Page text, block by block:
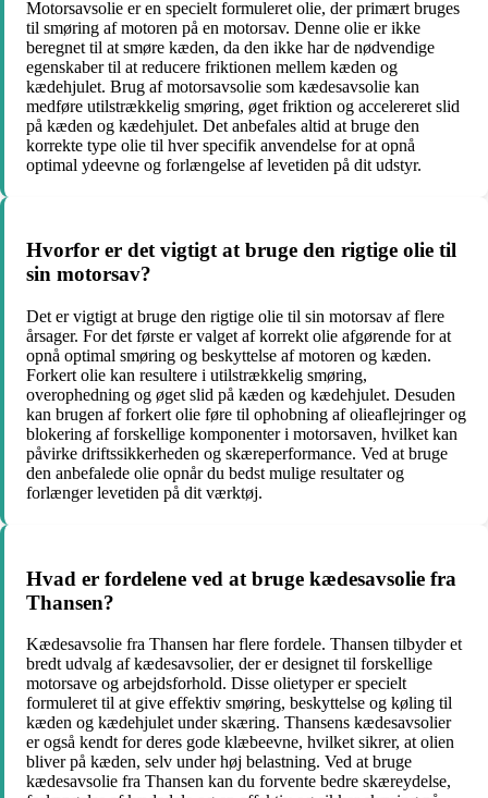
Motorsavsolie er en specielt formuleret olie, der primært bruges
til smøring af motoren på en motorsav. Denne olie er ikke
beregnet til at smøre kæden, da den ikke har de nødvendige
egenskaber til at reducere friktionen mellem kæden og
kædehjulet. Brug af motorsavsolie som kædesavsolie kan
medføre utilstrækkelig smøring, øget friktion og accelereret slid
på kæden og kædehjulet. Det anbefales altid at bruge den
korrekte type olie til hver specifik anvendelse for at opnå
optimal ydeevne og forlængelse af levetiden på dit udstyr.
Hvorfor er det vigtigt at bruge den rigtige olie til
sin motorsav?
Det er vigtigt at bruge den rigtige olie til sin motorsav af flere
årsager. For det første er valget af korrekt olie afgørende for at
opnå optimal smøring og beskyttelse af motoren og kæden.
Forkert olie kan resultere i utilstrækkelig smøring,
overophedning og øget slid på kæden og kædehjulet. Desuden
kan brugen af forkert olie føre til ophobning af olieaflejringer og
blokering af forskellige komponenter i motorsaven, hvilket kan
påvirke driftssikkerheden og skæreperformance. Ved at bruge
den anbefalede olie opnår du bedst mulige resultater og
forlænger levetiden på dit værktøj.
Hvad er fordelene ved at bruge kædesavsolie fra
Thansen?
Kædesavsolie fra Thansen har flere fordele. Thansen tilbyder et
bredt udvalg af kædesavsolier, der er designet til forskellige
motorsave og arbejdsforhold. Disse olietyper er specielt
formuleret til at give effektiv smøring, beskyttelse og køling til
kæden og kædehjulet under skæring. Thansens kædesavsolier
er også kendt for deres gode klæbeevne, hvilket sikrer, at olien
bliver på kæden, selv under høj belastning. Ved at bruge
kædesavsolie fra Thansen kan du forvente bedre skæreydelse,